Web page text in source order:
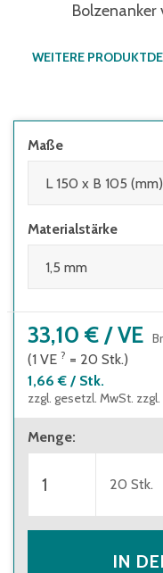
WEITERE
Maße
Materialstärke
33,10 € /VE
(1 VE ? = 20 Stk.)
1,66 € / Stk.
zzgl. gesetzl. MwSt. zzgl.
Menge:
20 Stk.
IN